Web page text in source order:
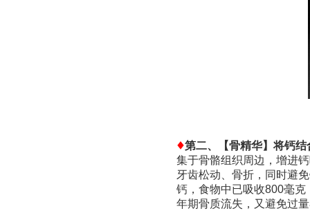
第二、【骨精华】将钙结
集于骨骼组织周边，增进
牙齿松动、骨折，同时避
钙，食物中已吸收800毫
年期骨质流失，又避免过